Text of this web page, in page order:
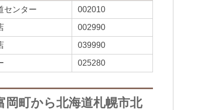
センター 002010
002990
039990
025280
岡町から北海道札幌市北